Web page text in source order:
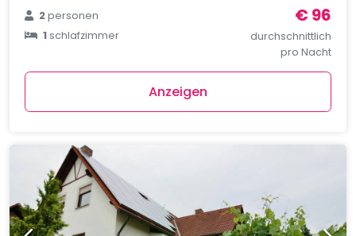
2personen
1schlafzimmer
€ 96
durchschnittlich
pro Nacht
Anzeigen